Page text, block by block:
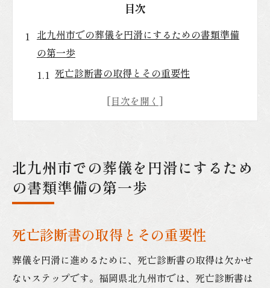
目次
北九州市での葬儀を円滑にするための書類準備
の第一歩
死亡診断書の取得とその重要性
死亡届提出の具体的な手順
追加書類の確認と準備
地域特有の葬儀手続きと北九州市での必要書類
北九州市の葬儀手続きの特徴
必要な書類一覧とその入手先
地域特有の手続きの概要
北九州市での葬儀を円滑にするため
の書類準備の第一歩
死亡診断書の取得とその重要性
葬儀を円滑に進めるために、死亡診断書の取得は欠かせ
ないステップです。福岡県北九州市では、死亡診断書は